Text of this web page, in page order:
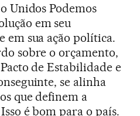
Unidos Podemos
em seu
em sua ação política.
sobre o orçamento,
de Estabilidade e
se alinha
que definem a
é bom para o país.